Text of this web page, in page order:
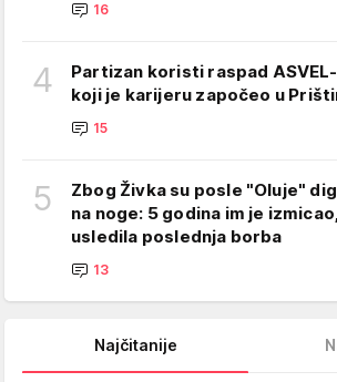
16
4
Partizan koristi raspad
koji je karijeru započeo u
15
5
Zbog Živka su posle "Oluje"
na noge: 5 godina im je
usledila poslednja borba
13
Najčitanije